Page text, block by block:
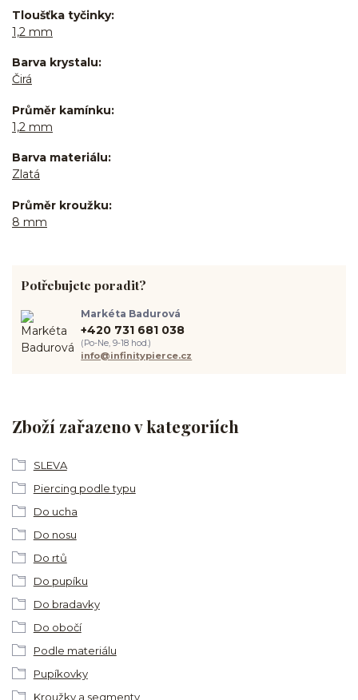
Tloušťka tyčinky
1,2 mm
Barva krystalu
Čirá
Průměr kamínku
1,2 mm
Barva materiálu
Zlatá
Průměr kroužku
8 mm
Zboží zařazeno v kategoriích
SLEVA
Piercing podle typu
Do ucha
Do nosu
Do rtů
Do pupíku
Do bradavky
Do obočí
Podle materiálu
Pupíkovky
Kroužky a segmenty
Potřebujete poradit?
Markéta Badurová
+420 731 681 038
(Po-Ne, 9-18 hod.)
info@infinitypierce.cz